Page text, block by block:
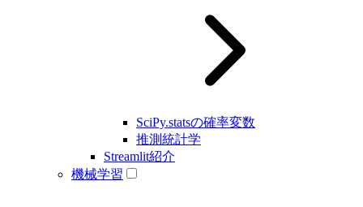
SciPy.statsの確率変数
推測統計学
Streamlit紹介
機械学習